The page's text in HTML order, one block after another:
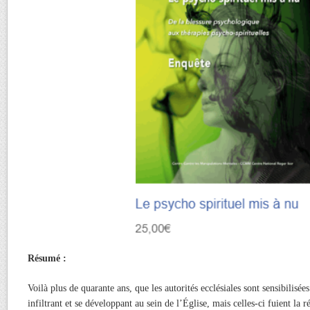
Résumé :
Voilà plus de quarante ans, que les autorités ecclésiales sont
infiltrant et se développant au sein de l’Église, mais celles-ci fuient la